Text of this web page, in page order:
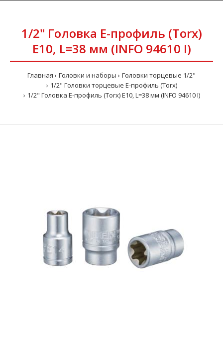
1/2" Головка Е-профиль (Torx)
E10, L=38 мм (INFO 94610 I)
Главная Головки и наборы
Головки торцевые 1/2"
1/2" Головки торцевые Е-профиль (Torx)
1/2" Головка Е-профиль (Torx) E10, L=38 мм (INFO 94610 I)